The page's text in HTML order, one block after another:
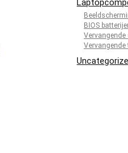
BIOS
Vervangende
Vervangende